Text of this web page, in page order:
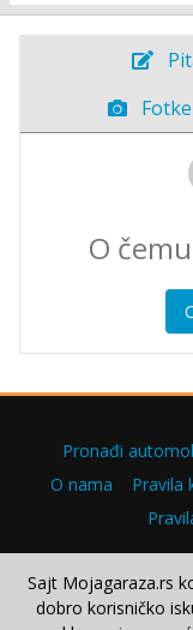
Pronađi
O nama
Pravila
Sajt Mojagaraza.rs
dobro korisničko